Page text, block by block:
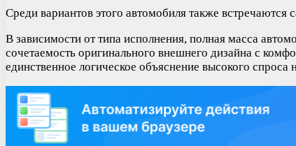
Среди вариантов этого автомобиля также
В зависимости от типа исполнения, полная масса
сочетаемость оригинального внешнего дизайна с
единственное логическое объяснение высокого спроса